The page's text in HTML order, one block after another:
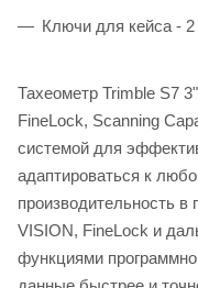
Ключи для кейса -
Тахеометр Trimble S7
FineLock, Scanning
системой для
адаптироваться к
производительность
VISION, FineLock и
функциями